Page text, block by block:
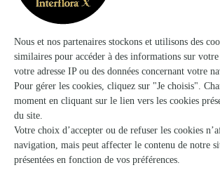
Claudie Fleurs
Vaison la Romaine
★
C.Cial Super U Avenue Marcel Pagnol
Voir la boutique